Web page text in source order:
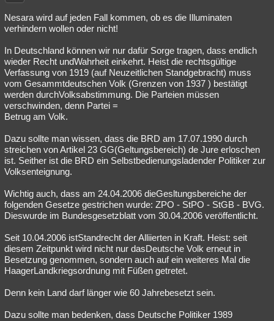
Lesenswert Schlüsselwörter
Nesara wird auf jeden Fall kommen, ob es die Illuminaten
verhindern wollen oder nicht!
In Deutschland können wir nur dafür Sorge tragen, dass endlich
wieder Recht undWahrheit einkehrt. Heist die rechtsgültige
Verfassung von 1919 (auf Neuzeitlichen Standgebracht) muss
vom Gesammtdeutschen Volk (Grenzen von 1937 ) bestätigt
werden durchVolksabstimmung. Die Parteien müssen
verschwinden, denn Partei =
Betrug am Volk.
Dazu sollte man wissen, dass die BRD am 17.07.1990 durch
streichen von Artikel 23 GG(Geltungsbereich) de Jure erloschen
ist. Seither ist die BRD ein Selbstbedienungsladender Politiker zur
Volksenteignung.
Wichtig auch, dass am 24.04.2006 dieGesltungsbereiche der
folgenden Gesetze gestrichen wurde: ZPO - StPO - StGB - BVG.
Dieswurde im Bundesgesetzblatt vom 30.04.2006 veröffentlicht.
Seit 10.04.2006 istStandrecht der Alliierten in Kraft. Heist: seit
diesem Zeitpunkt wird nicht nur dasDeutsche Volk erneut in
Besetzung genommen, sondern auch auf ein weiteres Mal die
HaagerLandkriegsordnung mit Füßen getretet.
Denn kein Land darf länger wie 60 Jahrebesetzt sein.
Dazu sollte man bedenken, dass Deutsche Politiker 1989